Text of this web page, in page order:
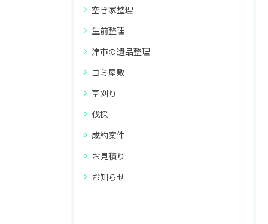
空き家整理
生前整理
津市の遺品整理
ゴミ屋敷
草刈り
伐採
成約案件
お見積り
お知らせ